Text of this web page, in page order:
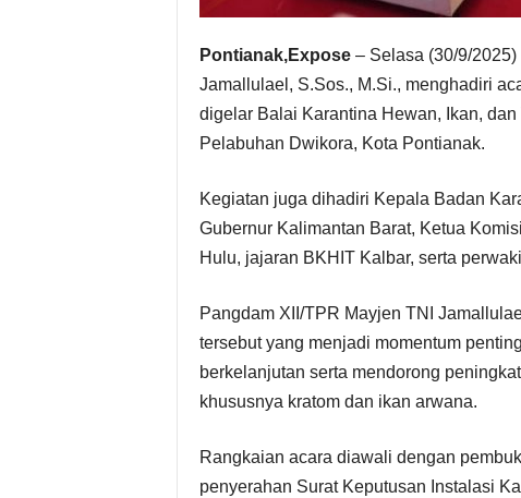
Pontianak,Expose– Selasa (30/9/2025)
Jamallulael, S.Sos., M.Si., menghadiri
digelar Balai Karantina Hewan, Ikan,
Pelabuhan Dwikora, Kota Pontianak.
Kegiatan juga dihadiri Kepala Badan
Gubernur Kalimantan Barat, Ketua
Hulu, jajaran BKHIT Kalbar, serta
Pangdam XII/TPR Mayjen TNI
tersebut yang menjadi momentum
berkelanjutan serta mendorong
khususnya kratom dan ikan arwana.
Rangkaian acara diawali dengan
penyerahan Surat Keputusan Instalasi